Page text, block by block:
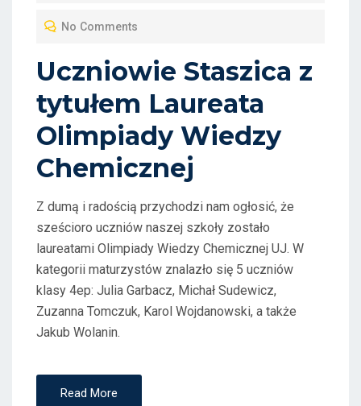
O
N
No Comments
Uczniowie Staszica z
tytułem Laureata
Olimpiady Wiedzy
Chemicznej
Z dumą i radością przychodzi nam ogłosić, że
sześcioro uczniów naszej szkoły zostało
laureatami Olimpiady Wiedzy Chemicznej UJ. W
kategorii maturzystów znalazło się 5 uczniów
klasy 4ep: Julia Garbacz, Michał Sudewicz,
Zuzanna Tomczuk, Karol Wojdanowski, a także
Jakub Wolanin.
Read More